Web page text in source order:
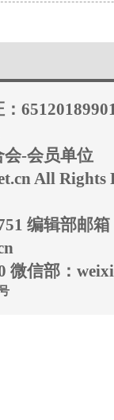
-会员单位
All Rights
编辑部邮箱
微信部：